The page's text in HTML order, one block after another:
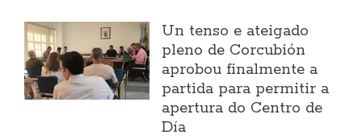
Un tenso e ateigado
pleno de Corcubión
aprobou finalmente a
partida para permitir a
apertura do Centro de
Día